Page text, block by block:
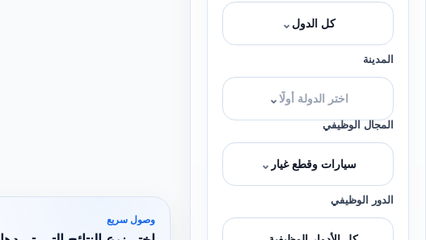
كل الدول ⌄
المدينة
اختر الدولة أولًا⌄
المجال الوظيفي
سيارات وقطع غيار ⌄
الدور الوظيفي
وصول سريع